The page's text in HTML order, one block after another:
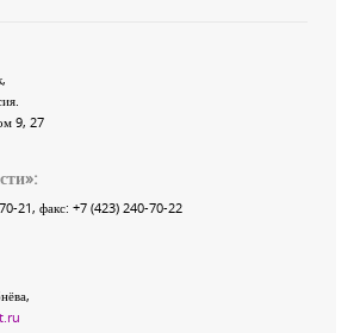
,
9, 27
»:
21, факс: +7 (423) 240-70-22